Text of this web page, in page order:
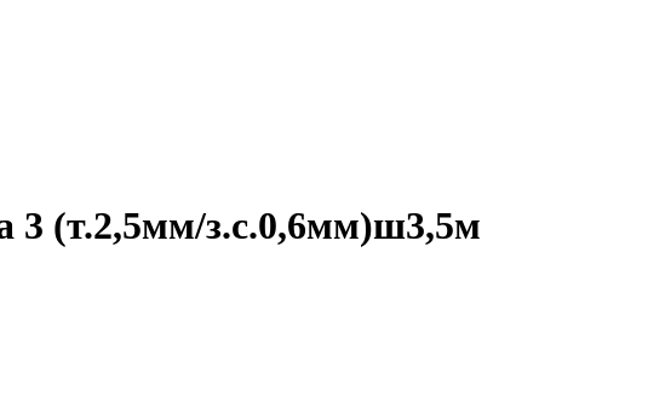
3 (т.2,5мм/з.с.0,6мм)ш3,5м